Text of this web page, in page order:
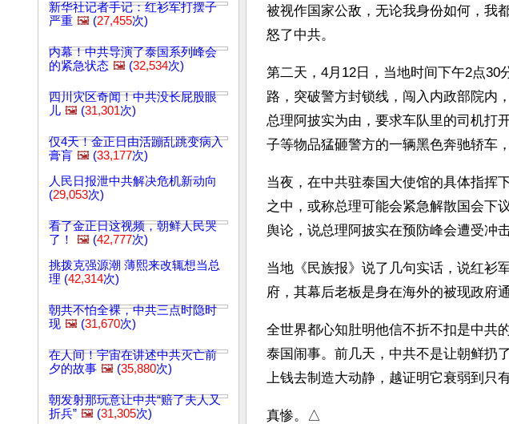
新华社记者手记：红衫军打摆子
严重 🖼️ (27,455次)
内幕！中共导演了泰国系列峰会
的紧急状态 🖼️ (32,534次)
四川灾区奇闻！中共没长屁股眼
儿 🖼️ (31,301次)
仅4天！金正日由活蹦乱跳变病入
膏肓 🖼️ (33,177次)
人民日报泄中共解决危机新动向
(29,053次)
看了金正日这视频，朝鲜人民哭
了！
🖼️ (42,777次)
挑拨克强源潮 薄熙来改辄想当总
理 (42,314次)
朝共不怕全裸，中共三点时隐时
现 🖼️ (31,670次)
在人间！宇宙在讲述中共灭亡前
夕的故事 🖼️ (35,880次)
朝发射那玩意让中共“赔了夫人又
折兵” 🖼️ (31,305次)
被视作国家公敌，无论我身份如何，我
怒了中共。
第二天，4月12日，当地时间下午2点
路，突破警方封锁线，闯入内政部院内
总理阿披实为由，要求车队里的司机打
子等物品猛砸警方的一辆黑色奔驰轿车
当夜，在中共驻泰国大使馆的具体指挥
之中，或称总理可能会紧急解散国会下
舆论，说总理阿披实在预防峰会遭受冲
当地《民族报》说了几句实话，说红衫
府，其幕后老板是身在海外的被现政府
全世界都心知肚明他信不折不扣是中共
泰国闹事。前几天，中共不是让朝鲜扔
上钱去制造大动静，越证明它衰弱到只
真惨。△